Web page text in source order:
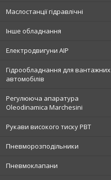
Маслостанції гідравлічні
Інше обладнання
Електродвигуни АІР
Гідрообладнання для вантажних
автомобілів
Регулююча апаратура
Oleodinamica Marchesini
Рукави високого тиску РВТ
Пневморозподільники
Пневмоклапани